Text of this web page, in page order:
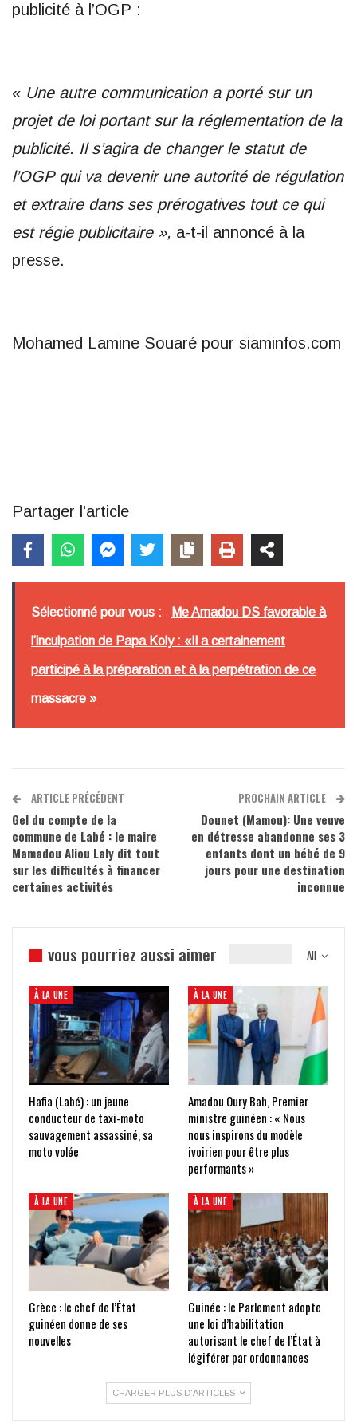
publicité à l’OGP :
« Une autre communication a porté sur un
projet de loi portant sur la réglementation de la
publicité. Il s’agira de changer le statut de
l’OGP qui va devenir une autorité de régulation
et extraire dans ses prérogatives tout ce qui
est régie publicitaire », a-t-il annoncé à la
presse.
Mohamed Lamine Souaré pour siaminfos.com
Partager l'article
Sélectionné pour vous : Me Amadou DS favorable à
l’inculpation de Papa Koly : «Il a certainement
participé à la préparation et à la perpétration de ce
massacre »
ARTICLE PRÉCÉDENT
Gel du compte de la
commune de Labé : le maire
Mamadou Aliou Laly dit tout
sur les difficultés à financer
certaines activités
PROCHAIN ARTICLE
Dounet (Mamou): Une veuve
en détresse abandonne ses 3
enfants dont un bébé de 9
jours pour une destination
inconnue
All
vous pourriez aussi aimer
À LA UNE
Hafia (Labé) : un jeune
conducteur de taxi-moto
sauvagement assassiné, sa
moto volée
À LA UNE
Amadou Oury Bah, Premier
ministre guinéen : « Nous
nous inspirons du modèle
ivoirien pour être plus
performants »
À LA UNE
Grèce : le chef de l’État
guinéen donne de ses
nouvelles
À LA UNE
Guinée : le Parlement adopte
une loi d’habilitation
autorisant le chef de l’État à
légiférer par ordonnances
CHARGER PLUS D'ARTICLES